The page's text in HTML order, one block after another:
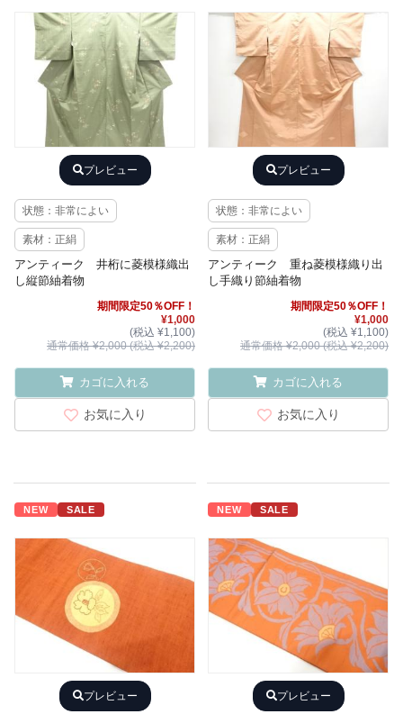
プレビュー
状態：非常によい
素材：正絹
アンティーク 井桁に菱模様織出
し縦節紬着物
期間限定50％OFF！
¥1,000
(税込 ¥1,100)
通常価格 ¥2,000 (税込 ¥2,200)
カゴに入れる
お気に入り
プレビュー
状態：非常によい
素材：正絹
アンティーク 重ね菱模様織り出
し手織り節紬着物
期間限定50％OFF！
¥1,000
(税込 ¥1,100)
通常価格 ¥2,000 (税込 ¥2,200)
カゴに入れる
お気に入り
NEW SALE
プレビュー
NEW SALE
プレビュー